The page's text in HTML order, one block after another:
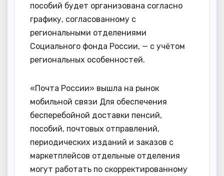
пособий будет организована согласно
графику, согласованному с
региональными отделениями
Социального фонда России, — с учётом
региональных особенностей.
«Почта России» вышла на рынок
мобильной связи Для обеспечения
бесперебойной доставки пенсий,
пособий, почтовых отправлений,
периодических изданий и заказов с
маркетплейсов отдельные отделения
могут работать по скорректированному